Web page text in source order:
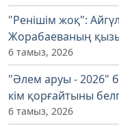
"Ренішім жоқ":
Жорабаеваның
6 тамыз, 2026
"Әлем аруы - 2026"
кім қорғайтыны
6 тамыз, 2026